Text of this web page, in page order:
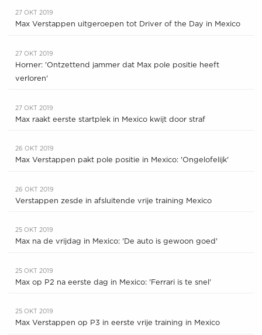
27 OKT 2019
Max Verstappen uitgeroepen tot Driver of the Day in Mexico
27 OKT 2019
Horner: 'Ontzettend jammer dat Max pole positie heeft
verloren'
27 OKT 2019
Max raakt eerste startplek in Mexico kwijt door straf
26 OKT 2019
Max Verstappen pakt pole positie in Mexico: 'Ongelofelijk'
26 OKT 2019
Verstappen zesde in afsluitende vrije training Mexico
25 OKT 2019
Max na de vrijdag in Mexico: 'De auto is gewoon goed'
25 OKT 2019
Max op P2 na eerste dag in Mexico: 'Ferrari is te snel'
25 OKT 2019
Max Verstappen op P3 in eerste vrije training in Mexico